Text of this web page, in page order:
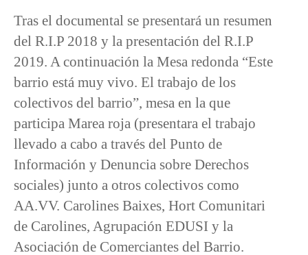
Tras el documental se presentará un resumen
del R.I.P 2018 y la presentación del R.I.P
2019. A continuación la Mesa redonda “Este
barrio está muy vivo. El trabajo de los
colectivos del barrio”, mesa en la que
participa Marea roja (presentara el trabajo
llevado a cabo a través del Punto de
Información y Denuncia sobre Derechos
sociales) junto a otros colectivos como
AA.VV. Carolines Baixes, Hort Comunitari
de Carolines, Agrupación EDUSI y la
Asociación de Comerciantes del Barrio.